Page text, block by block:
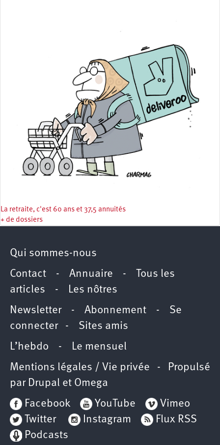
La retraite, c'est 60 ans et 37,5 annuités
+ de dossiers
Qui sommes-nous
Contact - Annuaire -
Tous les
articles - Les nôtres
Newsletter- Abonnement - Se
connecter- Sites amis
L’hebdo - Le mensuel
Mentions légales / Vie privée - Propulsé
par Drupal et Omega
Facebook
YouTube
Vimeo
Twitter
Instagram
Flux RSS
Podcasts